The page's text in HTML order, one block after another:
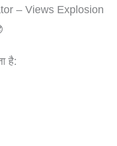
– Views Explosion
है: